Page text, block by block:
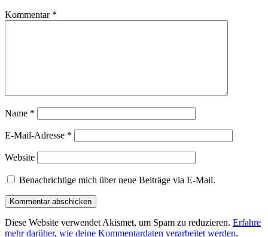
Kommentar *
Name *
E-Mail-Adresse *
Website
Benachrichtige mich über neue Beiträge via E-Mail.
Diese Website verwendet Akismet, um Spam zu reduzieren. Erfahre
mehr darüber, wie deine Kommentardaten verarbeitet werden.